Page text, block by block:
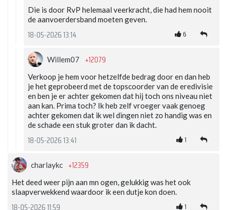
Die is door RvP helemaal veerkracht, die had hem nooit
de aanvoerdersband moeten geven.
18-05-2026 13:14 6
Willem07 +12079
Verkoop je hem voor hetzelfde bedrag door en dan heb
je het geprobeerd met de topscoorder van de eredivisie
en ben je er achter gekomen dat hij toch ons niveau niet
aan kan. Prima toch? Ik heb zelf vroeger vaak genoeg
achter gekomen dat ik wel dingen niet zo handig was en
de schade een stuk groter dan ik dacht.
18-05-2026 13:41 1
charlaykc +12359
Het deed weer pijn aan mn ogen, gelukkig was het ook
slaapverwekkend waardoor ik een dutje kon doen.
18-05-2026 11:59 1